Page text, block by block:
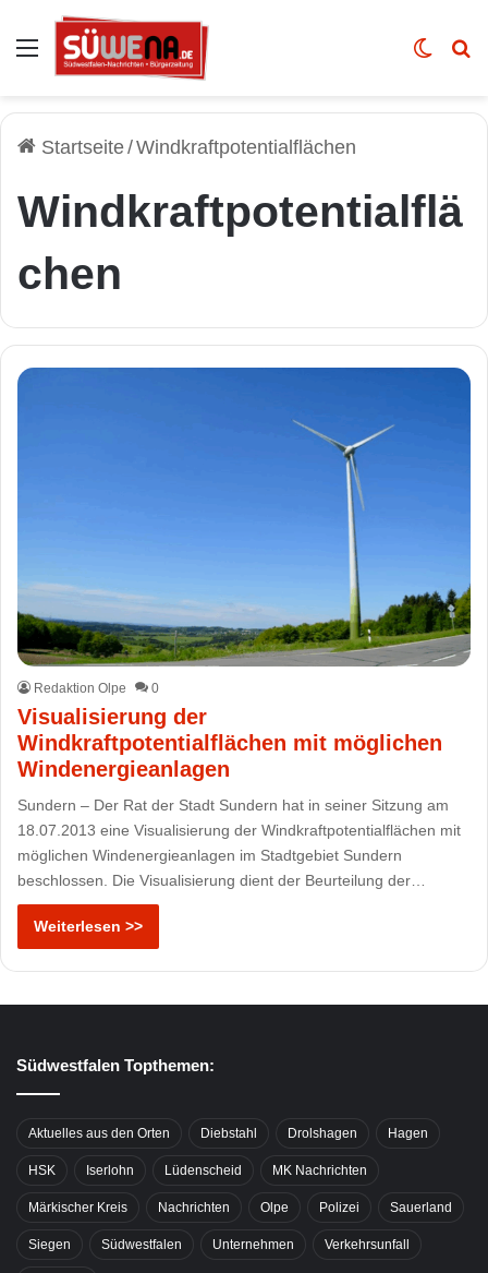
Auswahl Skin
Startseite/Windkraftpotentialflächen
Windkraftpotentialflä
chen
Redaktion Olpe 0
Visualisierung der
Windkraftpotentialflächen mit möglichen
Windenergieanlagen
Sundern – Der Rat der Stadt Sundern hat in seiner Sitzung am
18.07.2013 eine Visualisierung der Windkraftpotentialflächen mit
möglichen Windenergieanlagen im Stadtgebiet Sundern
beschlossen. Die Visualisierung dient der Beurteilung der…
Weiterlesen >>
Südwestfalen Topthemen:
Aktuelles aus den Orten Diebstahl Drolshagen Hagen
HSK Iserlohn Lüdenscheid MK Nachrichten
Märkischer Kreis Nachrichten Olpe Polizei Sauerland
Siegen Südwestfalen Unternehmen Verkehrsunfall